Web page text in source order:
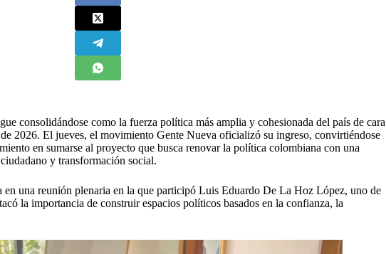
consolidándose como la fuerza política más amplia y cohesionada del país de cara
2026. El jueves, el movimiento Gente Nueva oficializó su ingreso, convirtiéndose
en sumarse al proyecto que busca renovar la política colombiana con una
y transformación social.
en una reunión plenaria en la que participó Luis Eduardo De La Hoz López, uno de
la importancia de construir espacios políticos basados en la confianza, la